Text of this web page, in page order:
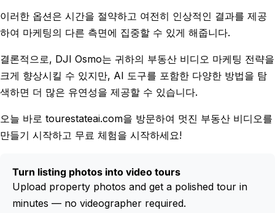
이러한 옵션은 시간을 절약하고 여전히 인상적인 결과를 제공
하여 마케팅의 다른 측면에 집중할 수 있게 해줍니다.
결론적으로, DJI Osmo는 귀하의 부동산 비디오 마케팅 전략을
크게 향상시킬 수 있지만, AI 도구를 포함한 다양한 방법을 탐
색하면 더 많은 유연성을 제공할 수 있습니다.
오늘 바로 tourestateai.com을 방문하여 멋진 부동산 비디오를
만들기 시작하고 무료 체험을 시작하세요!
Turn listing photos into video tours
Upload property photos and get a polished tour in
minutes — no videographer required.